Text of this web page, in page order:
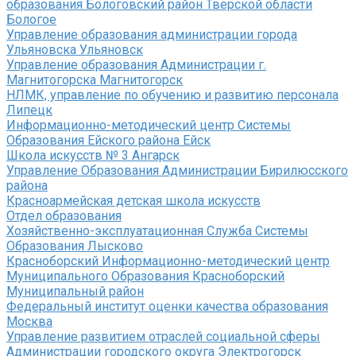
образования Бологовский район Тверской области
Бологое
Управление образования администрации города
Ульяновска Ульяновск
Управление образования Администрации г.
Магнитогорска Магнитогорск
НЛМК, управление по обучению и развитию персонала
Липецк
Информационно-методический центр Системы
Образования Ейского района Ейск
Школа искусств № 3 Ангарск
Управление Образования Администрации Бирилюсского
района
Красноармейская детская школа искусств
Отдел образования
Хозяйственно-эксплуатационная Служба Системы
Образования Лысково
Красноборский Информационно-методический центр
Муниципального Образования Красноборский
Муниципальный район
Федеральный институт оценки качества образования
Москва
Управление развитием отраслей социальной сферы
Администрации городского округа Электрогорск